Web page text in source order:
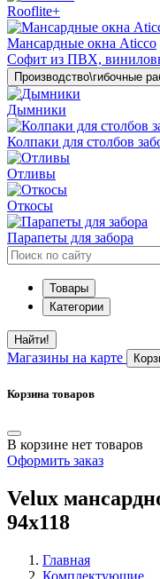
Rooflite+
Мансардные окна Aticco
Софит из ПВХ,
Производство\гибочные
Дымники
Колпаки для столбов
Отливы
Откосы
Парапеты для забора
Товары
Категории
Найти!
Магазины на карте
Корзина товаров
В корзине нет товаров
Оформить заказ
Velux
94х118
Главная